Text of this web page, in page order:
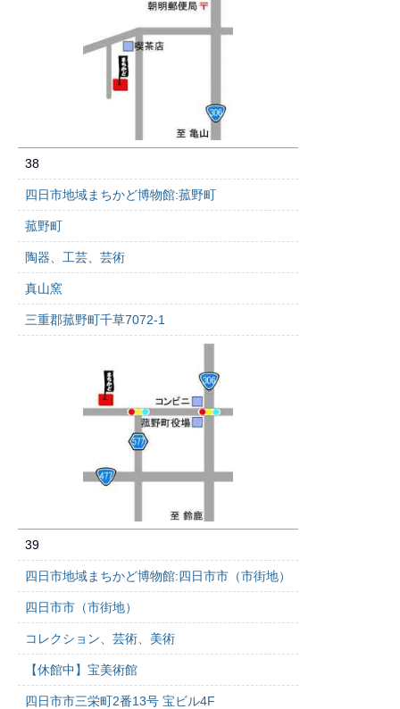
38
四日市地域まちかど博物館:菰野町
菰野町
陶器、工芸、芸術
真山窯
三重郡菰野町千草7072-1
39
四日市地域まちかど博物館:四日市市（市街地）
四日市市（市街地）
コレクション、芸術、美術
【休館中】宝美術館
四日市市三栄町2番13号 宝ビル4F